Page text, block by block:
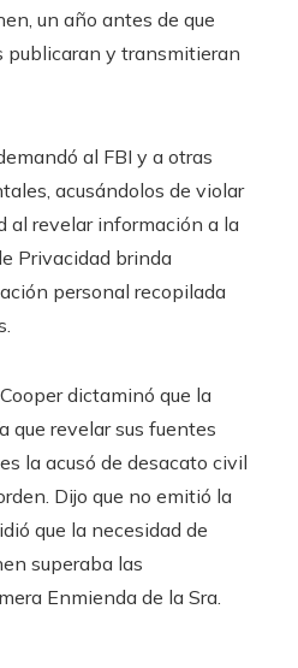
un año antes de que
publicaran y transmitieran
al FBI y a otras
acusándolos de violar
al revelar información a la
Privacidad brinda
personal recopilada
dictaminó que la
que revelar sus fuentes
la acusó de desacato civil
Dijo que no emitió la
que la necesidad de
superaba las
Enmienda de la Sra.